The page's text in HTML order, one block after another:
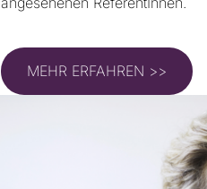
MEHR ERFAHREN >>